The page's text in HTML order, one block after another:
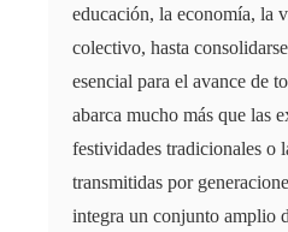
educación, la economía, la
colectivo, hasta
esencial para el avance de
abarca mucho más que las
festividades tradicionales o
transmitidas por
integra un conjunto amplio